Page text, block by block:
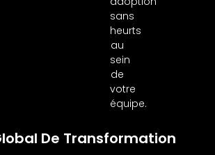
sans
heurts
au
sein
de
votre
équipe.
De Transformation